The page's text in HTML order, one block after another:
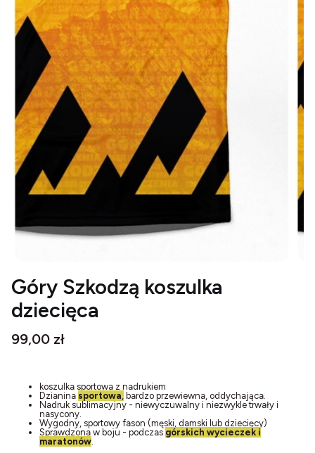
Góry Szkodzą koszulka
dziecięca
Cena
99,00 zł
koszulka sportowa z nadrukiem
Dzianina sportowa bardzo przewiewna, oddychająca.
Nadruk sublimacyjny - niewyczuwalny i niezwykle trwały i
nasycony.
Wygodny, sportowy fason (męski, damski lub dziecięcy)
Sprawdzona w boju - podczas górskich wycieczek i
maratonów